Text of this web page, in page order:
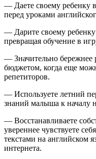
— Даете своему ребенку
перед уроками
— Дарите своему
превращая обучение в
— Значительно бережнее
бюджетом, когда еще
репетиторов.
— Используете летний
знаний малыша к началу
— Восстанавливаете
увереннее чувствуете
текстами на английском
интернета.